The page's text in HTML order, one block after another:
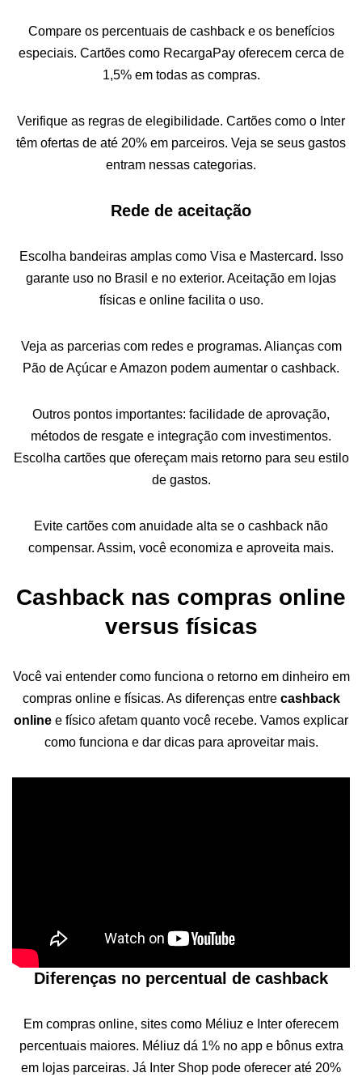
Compare os percentuais de cashback e os benefícios
especiais. Cartões como RecargaPay oferecem cerca de
1,5% em todas as compras.
Verifique as regras de elegibilidade. Cartões como o Inter
têm ofertas de até 20% em parceiros. Veja se seus gastos
entram nessas categorias.
Rede de aceitação
Escolha bandeiras amplas como Visa e Mastercard. Isso
garante uso no Brasil e no exterior. Aceitação em lojas
físicas e online facilita o uso.
Veja as parcerias com redes e programas. Alianças com
Pão de Açúcar e Amazon podem aumentar o cashback.
Outros pontos importantes: facilidade de aprovação,
métodos de resgate e integração com investimentos.
Escolha cartões que ofereçam mais retorno para seu estilo
de gastos.
Evite cartões com anuidade alta se o cashback não
compensar. Assim, você economiza e aproveita mais.
Cashback nas compras online
versus físicas
Você vai entender como funciona o retorno em dinheiro em
compras online e físicas. As diferenças entre cashback
online e físico afetam quanto você recebe. Vamos explicar
como funciona e dar dicas para aproveitar mais.
Diferenças no percentual de cashback
Em compras online, sites como Méliuz e Inter oferecem
percentuais maiores. Méliuz dá 1% no app e bônus extra
em lojas parceiras. Já Inter Shop pode oferecer até 20%